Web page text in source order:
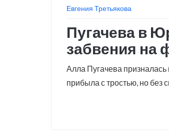
Евгения Третьякова
Пугачева в
забвения на
Алла Пугачева
прибыла с тростью, но без